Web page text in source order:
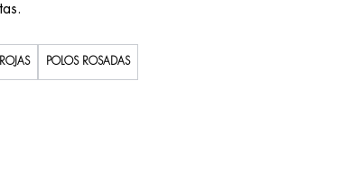
POLOS ROSADAS